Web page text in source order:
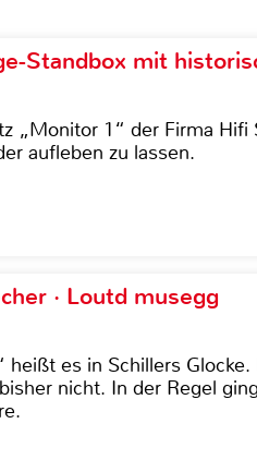
Standbox mit
„Monitor 1“ der Firma Hifi
aufleben zu lassen.
· Loutd musegg
es in Schillers Glocke.
nicht. In der Regel